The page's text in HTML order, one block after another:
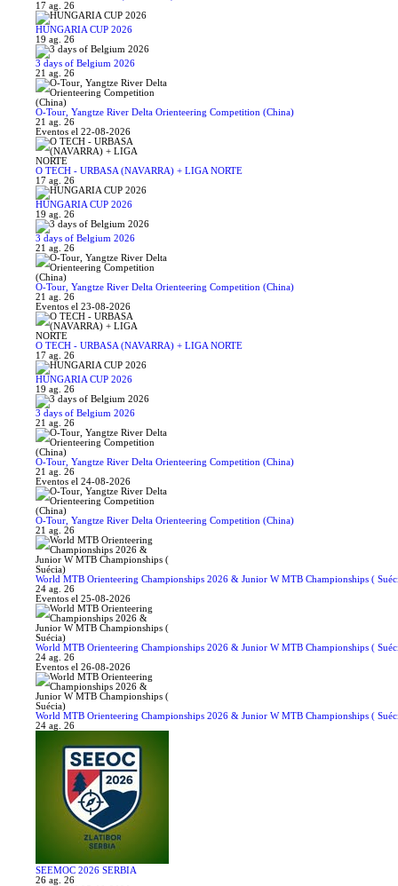
17 ag. 26
HUNGARIA CUP 2026
19 ag. 26
3 days of Belgium 2026
21 ag. 26
O-Tour, Yangtze River Delta Orienteering Competition (China)
21 ag. 26
Eventos el 22-08-2026
O TECH - URBASA (NAVARRA) + LIGA NORTE
17 ag. 26
HUNGARIA CUP 2026
19 ag. 26
3 days of Belgium 2026
21 ag. 26
O-Tour, Yangtze River Delta Orienteering Competition (China)
21 ag. 26
Eventos el 23-08-2026
O TECH - URBASA (NAVARRA) + LIGA NORTE
17 ag. 26
HUNGARIA CUP 2026
19 ag. 26
3 days of Belgium 2026
21 ag. 26
O-Tour, Yangtze River Delta Orienteering Competition (China)
21 ag. 26
Eventos el 24-08-2026
O-Tour, Yangtze River Delta Orienteering Competition (China)
21 ag. 26
World MTB Orienteering Championships 2026 & Junior W MTB Championships (
24 ag. 26
Eventos el 25-08-2026
World MTB Orienteering Championships 2026 & Junior W MTB Championships (
24 ag. 26
Eventos el 26-08-2026
World MTB Orienteering Championships 2026 & Junior W MTB Championships (
24 ag. 26
SEEMOC 2026 SERBIA
26 ag. 26